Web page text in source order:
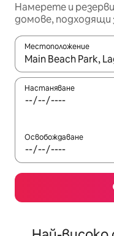
Намерете и
домове,
Местоположение
Когато
Настаняване
Освобождаване